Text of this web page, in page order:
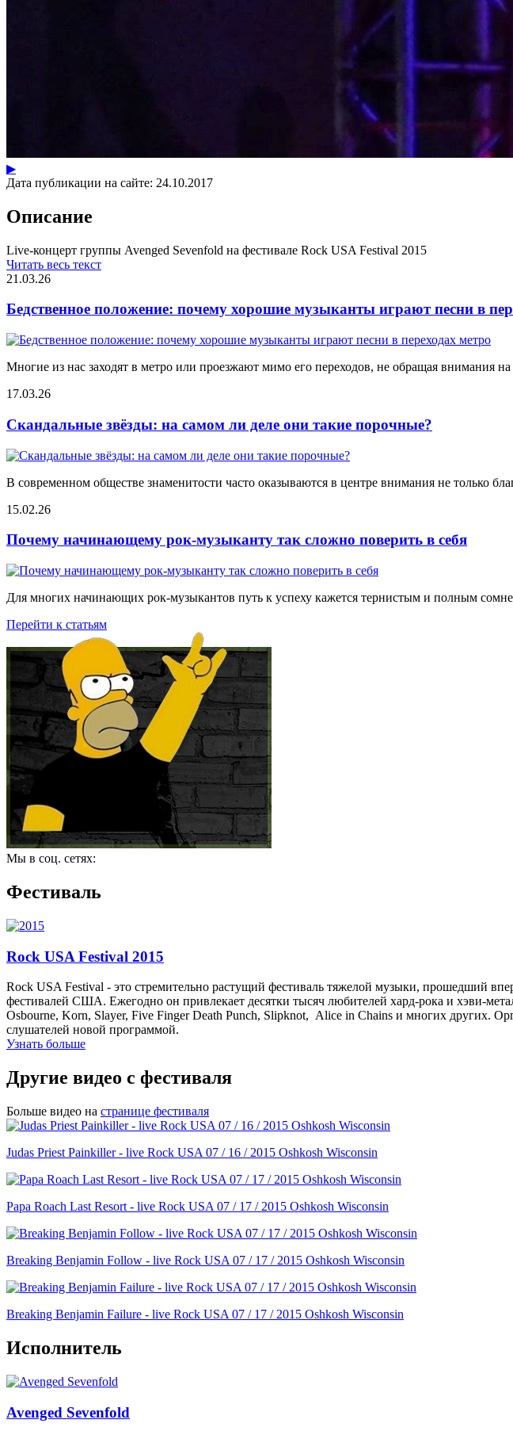
▶
Дата публикации на сайте: 24.10.2017
Описание
Live-концерт группы Avenged Sevenfold на фестивале Rock USA Festival 2015
Читать весь текст
21.03.26
Бедственное положение: почему хорошие музыканты играют песни в
Многие из нас заходят в метро или проезжают мимо его переходов, не обращая внимания
17.03.26
Скандальные звёзды: на самом ли деле они такие порочные?
В современном обществе знаменитости часто оказываются в центре внимания не только
15.02.26
Почему начинающему рок-музыканту так сложно поверить в себя
Для многих начинающих рок-музыкантов путь к успеху кажется тернистым и полным
Перейти к статьям
Мы в соц. сетях:
Фестиваль
Rock USA Festival 2015
Rock USA Festival - это стремительно растущий фестиваль тяжелой музыки, прошедший
фестивалей США. Ежегодно он привлекает десятки тысяч любителей хард-рока и хэви-
Osbourne, Korn, Slayer, Five Finger Death Punch, Slipknot, Alice in Chains и многих других.
слушателей новой программой.
Узнать больше
Другие видео с фестиваля
Больше видео на странице фестиваля
Judas Priest Painkiller - live Rock USA 07 / 16 / 2015 Oshkosh Wisconsin
Papa Roach Last Resort - live Rock USA 07 / 17 / 2015 Oshkosh Wisconsin
Breaking Benjamin Follow - live Rock USA 07 / 17 / 2015 Oshkosh Wisconsin
Breaking Benjamin Failure - live Rock USA 07 / 17 / 2015 Oshkosh Wisconsin
Исполнитель
Avenged Sevenfold